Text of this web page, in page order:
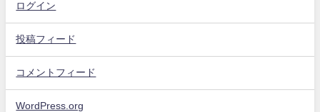
ログイン
投稿フィード
コメントフィード
WordPress.org